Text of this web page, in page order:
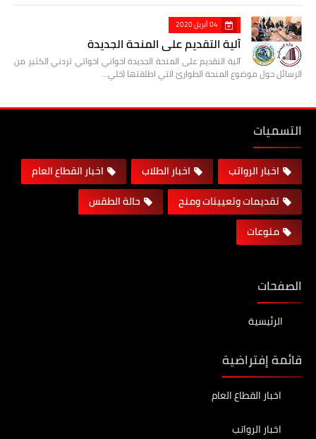
04 أبريل 2020
آلية التقديم على المنحة الجديدة
آلية التقديم على المنحة الجديدة اخواني اخواتي تردني الكثير من
الرسائل حول موضوع المنحة الطوارئ التي اطلقتها (خلي…
التسميات
اخبار الرواتب اخبار الطلاب
اخبار القطاع العام
تقديمات وتعيينات ومنح
حالة الطقس
منوعات
الصفحات
الرئيسية
قائمة إفتراضية
اخبار القطاع العام
اخبار الرواتب